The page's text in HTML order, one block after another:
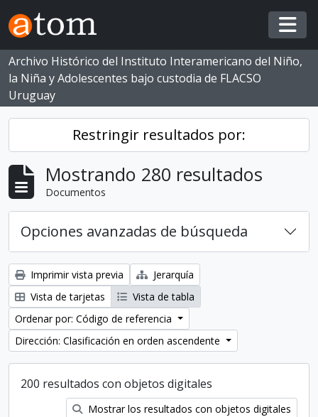
Skip to main content
Archivo Histórico del Instituto Interamericano del Niño,
la Niña y Adolescentes bajo custodia de FLACSO
Uruguay
Restringir resultados por:
Mostrando 280 resultados
Documentos
Opciones avanzadas de búsqueda
Imprimir vista previa
Jerarquía
Vista de tarjetas
Vista de tabla
Ordenar por: Código de referencia
Dirección: Clasificación en orden ascendente
200 resultados con objetos digitales
Mostrar los resultados con objetos digitales